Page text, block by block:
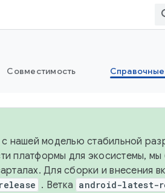
Совместимость
с нашей моделью стабильной
платформы для экосистемы, мы
Для сборки и внесения
. Ветка android-latest-